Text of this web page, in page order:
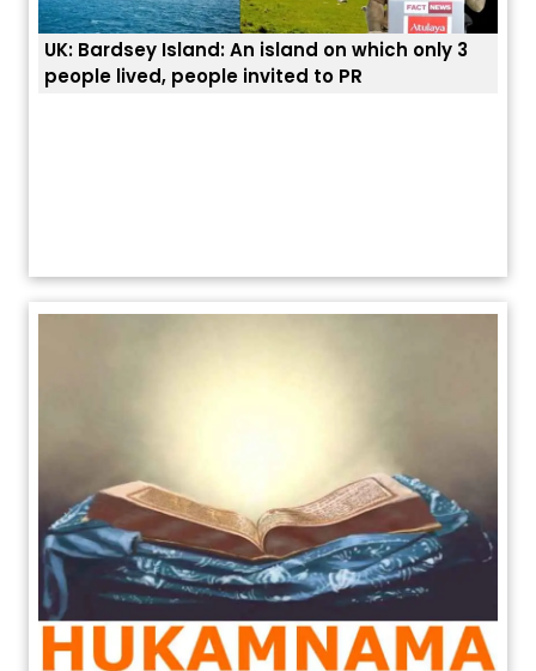
UK: Bardsey Island: An island on which only 3
people lived, people invited to PR